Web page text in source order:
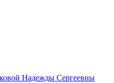
Надежды Сергеевны